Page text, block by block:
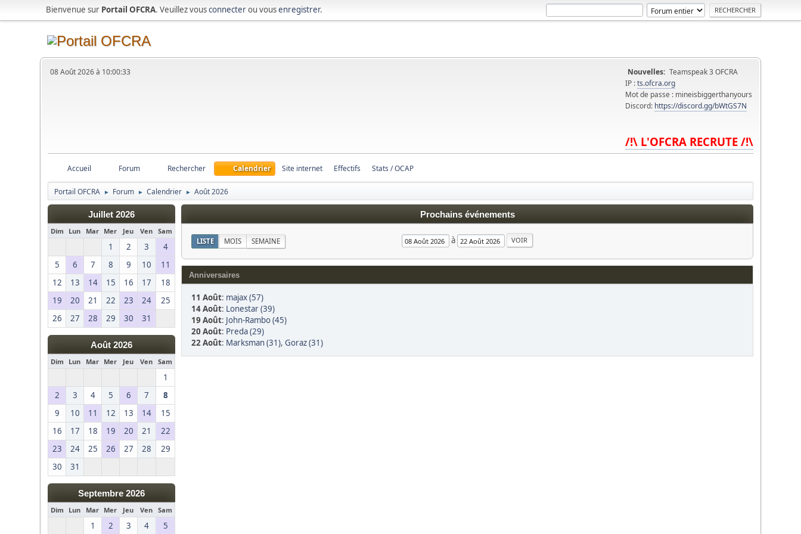
Bienvenue sur Portail OFCRA. Veuillez vousconnecterou vousenregistrer.
08 Août 2026 à 10:00:33 Nouvelles: Teamspeak 3 OFCRA
IP :ts.ofcra.org
Mot de passe : mineisbiggerthanyours
Discord: https://discord.gg/bWtGS7N
/!\ L'OFCRA RECRUTE /!\
Accueil Forum Rechercher Calendrier Site internet Effectifs Stats / OCAP
Portail OFCRA ► Forum ► Calendrier ► Août 2026
Juillet 2026
Dim Lun Mar Mer Jeu Ven Sam
1 2 3
4
5
6 7 8 9 10
11
12
13 14 15 16 17
18
19
20 21 22 23 24
25
26
27 28 29 30 31
Août 2026
Dim Lun Mar Mer Jeu Ven Sam
1
2
3 4 5 6 7
8
9
10 11 12 13 14
15
16
17 18 19 20 21
22
23
24 25 26 27 28
29
30
31
Septembre 2026
Dim Lun Mar Mer Jeu Ven Sam
1 2 3 4 5
Prochains événements
LISTE MOIS SEMAINE à
Anniversaires
11 Août: majax (57)
14 Août: Lonestar (39)
19 Août: John-Rambo (45)
20 Août: Preda (29)
22 Août: Marksman (31),Goraz (31)